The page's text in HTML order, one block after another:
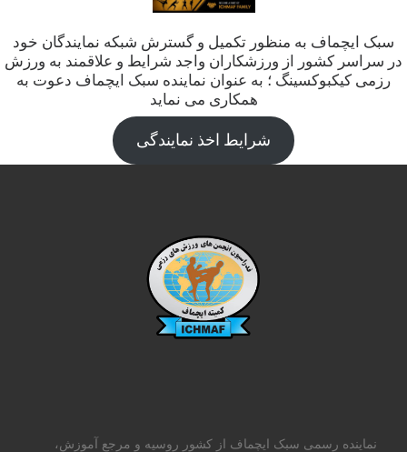
سبک ایچماف به منظور تکمیل و گسترش شبکه نمایندگان خود
در سراسر کشور از ورزشکاران واجد شرایط و علاقمند به ورزش
رزمی کیکبوکسینگ ؛ به عنوان نماینده سبک ایچماف دعوت به
همکاری می نماید
شرایط اخذ نمایندگی
نماینده رسمی سبک ایچماف از کشور روسیه و مرجع آموزش،